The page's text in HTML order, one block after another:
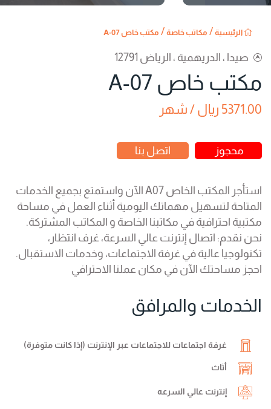
الرئيسية / مكاتب خاصة / مكتب خاص A-07
صيدا ، الدريهمية ، الرياض 12791
مكتب خاص A-07
5371.00 ريال / شهر
محجوز اتصل بنا
استأجر المكتب الخاص A07 الآن واستمتع بجميع الخدمات
المتاحة لتسهيل مهماتك اليومية أثناء العمل في مساحة
مكتبية احترافية في مكاتبنا الخاصة و المكاتب المشتركة.
نحن نقدم: اتصال إنترنت عالي السرعة، غرف انتظار،
تكنولوجيا عالية في غرفة الاجتماعات، وخدمات الاستقبال.
احجز مساحتك الآن في مكان عملنا الاحترافي
الخدمات والمرافق
غرفة اجتماعات للاجتماعات عبر الإنترنت (إذا كانت متوفرة)
أثاث
إنترنت عالي السرعه